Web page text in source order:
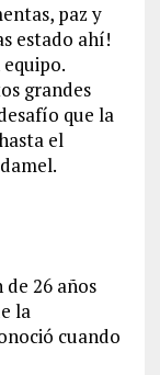
paz y
estado ahí!
grandes
que la
el
de 26 años
la
cuando